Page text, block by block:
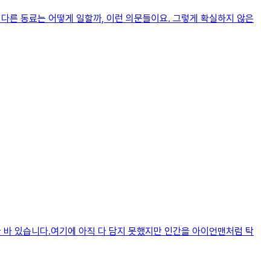
른 동료는 어떻게 일할까, 이런 의문들이요. 그렇게 확실하지 않은
있습니다.여기에 아직 다 담지 못했지만 인간을 아이언맨처럼 탁